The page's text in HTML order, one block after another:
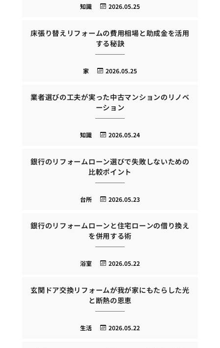
2026.05.25
知識
床張り替えリフォームの費用相場と助成金を活用
する秘訣
2026.05.25
家
業者選びの工夫が実った中古マンションのリノベ
ーション
2026.05.24
知識
銀行のリフォームローン選びで失敗しないための
比較ポイント
2026.05.23
台所
銀行のリフォームローンと住宅ローンの借り換え
を併用する術
2026.05.22
浴室
玄関ドア交換リフォームが我が家にもたらした光
と断熱の恩恵
2026.05.22
生活